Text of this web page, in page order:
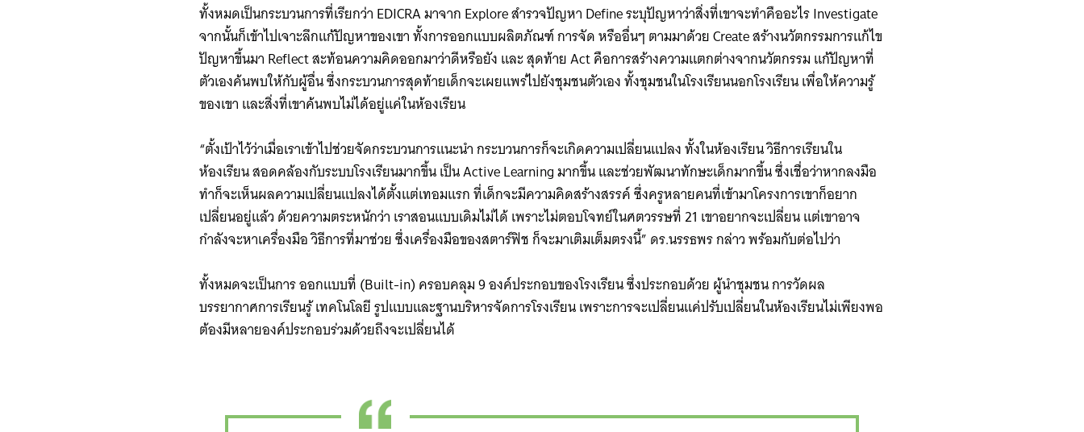
ทั้งหมดเป็นกระบวนการที่เรียกว่า EDICRA มาจาก Explore สำรวจปัญหา Define ระบุปัญหาว่าสิ่งที่เขาจะทำคืออะไร Investigate
จากนั้นก็เข้าไปเจาะลึกแก้ปัญหาของเขา ทั้งการออกแบบผลิตภัณฑ์ การจัด หรืออื่นๆ ตามมาด้วย​ Create สร้างนวัตกรรมการแก้ไข
ปัญหาขึ้นมา Reflect สะท้อนความคิดออกมาว่าดีหรือยัง และ สุดท้าย Act คือการสร้างความแตกต่างจากนวัตกรรม แก้ปัญหาที่
ตัวเองค้นพบให้กับผู้อื่น ซึ่งกระบวนการสุดท้ายเด็กจะเผยแพร่ไปยังชุมชนตัวเอง ​ทั้งชุมชนในโรงเรียนนอกโรงเรียน เพื่อให้ความรู้
ของเขา และสิ่งที่เขาค้นพบไม่ได้อยู่แค่ในห้องเรียน
“ตั้งเป้าไว้ว่าเมื่อเราเข้าไปช่วยจัดกระบวนการแนะนำ กระบวนการก็จะเกิดความเปลี่ยนแปลง ทั้งในห้องเรียน วิธีการเรียนใน
ห้องเรียน สอดคล้องกับระบบโรงเรียนมากขึ้น เป็น Active Learning มากขึ้น และช่วยพัฒนาทักษะเด็กมากขึ้น ซึ่งเชื่อว่าหากลงมือ
ทำก็จะเห็นผลความเปลี่ยนแปลงได้ตั้งแต่เทอมแรก ที่เด็กจะมีความคิดสร้างสรรค์ ซึ่งครูหลายคนที่เข้ามาโครงการเขาก็อยาก
เปลี่ยนอยู่แล้ว ด้วยความตระหนักว่า เราสอนแบบเดิมไม่ได้ เพราะไม่ตอบโจทย์ในศตวรรษที่ 21 เขาอยากจะเปลี่ยน แต่เขาอาจ
กำลังจะหาเครื่องมือ วิธีการที่มาช่วย ซึ่งเครื่องมือของสตาร์ฟิช ก็จะมาเติมเต็มตรงนี้” ดร.นรรธพร กล่าว พร้อมกับต่อไปว่า
ทั้งหมดจะเป็นการ​ ออกแบบที่ (Built-in) ครอบคลุม 9 องค์ประกอบของโรงเรียน ซึ่งประกอบด้วย ผู้นำชุมชน การวัดผล
บรรยากาศการเรียนรู้ เทคโนโลยี รูปแบบและฐานบริหารจัดการโรงเรียน เพราะการจะเปลี่ยนแค่ปรับเปลี่ยนในห้องเรียนไม่เพียงพอ
ต้องมีหลายองค์ประกอบร่วมด้วยถึงจะเปลี่ยนได้